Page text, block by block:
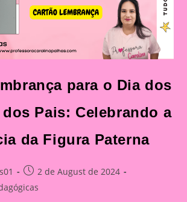
Fundamental
para o Dia dos
Pais: Celebrando a
da Figura Paterna
Post
published:
2 de August de 2024